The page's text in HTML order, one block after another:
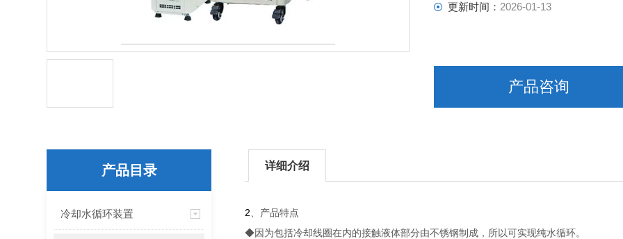
更新时间： 2026-01-13
产品咨询
产品目录
冷却水循环装置
详细介绍
2、产品特点
◆因为包括冷却线圈在内的接触液体部分由不锈钢制成，所以可实现纯水循环。